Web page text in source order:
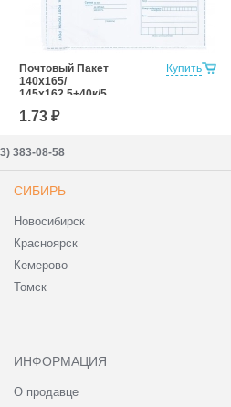
Купить
Почтовый Пакет
140х165/
145x162,5+40к/5
1.73 ₽
383-08-58
СИБИРЬ
Новосибирск
Красноярск
Кемерово
Томск
ИНФОРМАЦИЯ
О продавце